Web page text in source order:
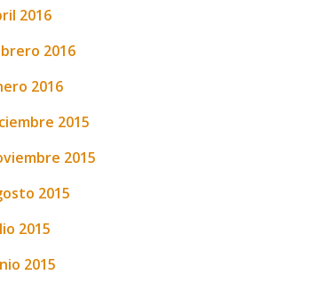
2016
2016
2016
2015
2015
2015
2015
2015